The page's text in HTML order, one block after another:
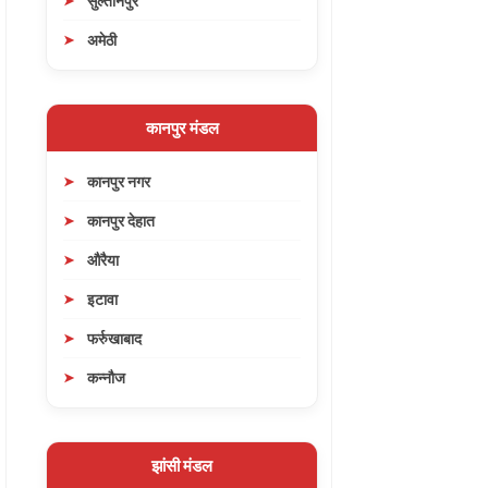
अमेठी
कानपुर मंडल
कानपुर नगर
कानपुर देहात
औरैया
इटावा
फर्रुखाबाद
कन्नौज
झांसी मंडल